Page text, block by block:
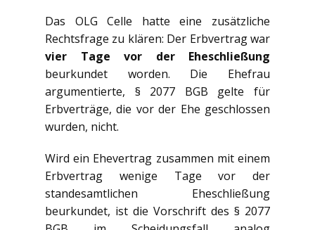
Das OLG Celle hatte eine zusätzliche
Rechtsfrage zu klären: Der Erbvertrag war
vier Tage vor der Eheschließung
beurkundet worden. Die Ehefrau
argumentierte, § 2077 BGB gelte für
Erbverträge, die vor der Ehe geschlossen
wurden, nicht.
Wird ein Ehevertrag zusammen mit einem
Erbvertrag wenige Tage vor der
standesamtlichen Eheschließung
beurkundet, ist die Vorschrift des § 2077